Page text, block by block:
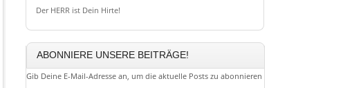
Der HERR ist Dein Hirte!
ABONNIERE UNSERE BEITRÄGE!
Gib Deine E-Mail-Adresse an, um die aktuelle Posts zu abonnieren